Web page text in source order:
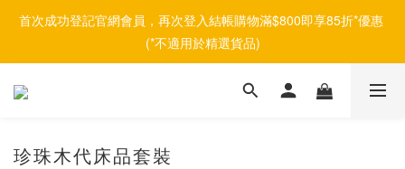
首次成功登記官網會員，再次登入結帳購物滿$800即享85折*優惠
(*不適用於精選貨品)
珍珠木代床品套裝